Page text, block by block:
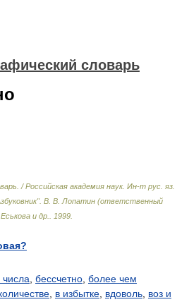
словарь
/ Российская академия наук. Ин-т рус. яз.
. В. В. Лопатин (ответственный
и др.
1999
числа бессчетно более чем
в избытке вдоволь воз и